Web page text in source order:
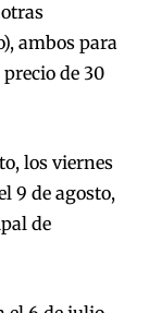
ambos para
de 30
los viernes
9 de agosto,
de